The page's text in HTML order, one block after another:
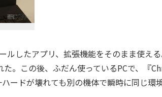
したアプリ、拡張機能をそのまま使え
。この後、ふだん使っているPCで、『
ードが壊れても別の機体で瞬時に同じ環